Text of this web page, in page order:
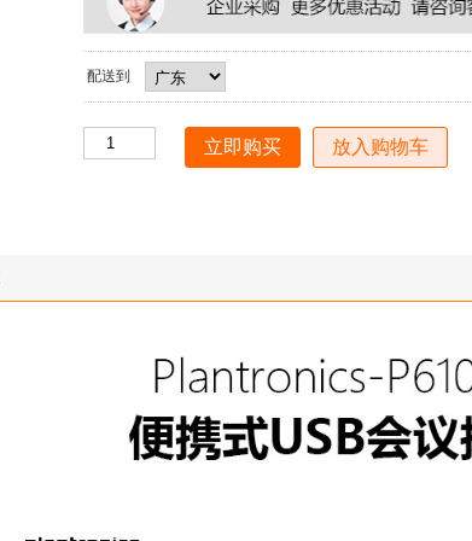
配送到
放入购物车